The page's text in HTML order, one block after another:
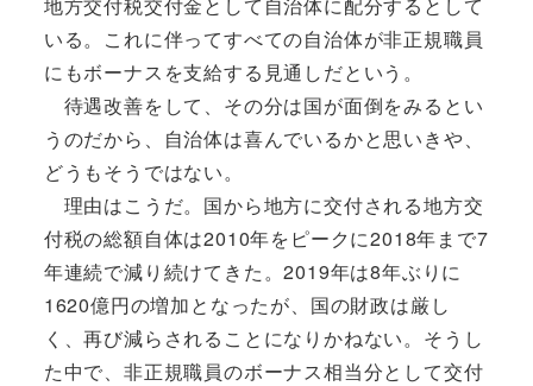
いる。これに伴ってすべての自治体が非正規職員
にもボーナスを支給する見通しだという。
待遇改善をして、その分は国が面倒をみるとい
うのだから、自治体は喜んでいるかと思いきや、
どうもそうではない。
理由はこうだ。国から地方に交付される地方交
付税の総額自体は2010年をピークに2018年まで7
年連続で減り続けてきた。2019年は8年ぶりに
1620億円の増加となったが、国の財政は厳し
く、再び減らされることになりかねない。そうし
た中で、非正規職員のボーナス相当分として交付